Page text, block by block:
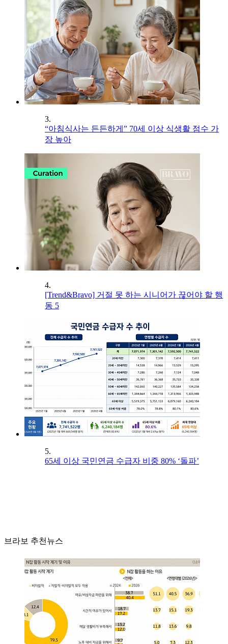
3.
“아침식사는 든든하게” 70세 이상 식생활 점수 가
장 높아
4.
[Trend&Bravo] 거절 못 하는 시니어가 끊어야 할 행
동 5
5.
65세 이상 국민연금 수급자 비중 80% ‘돌파’
브라보 추천뉴스